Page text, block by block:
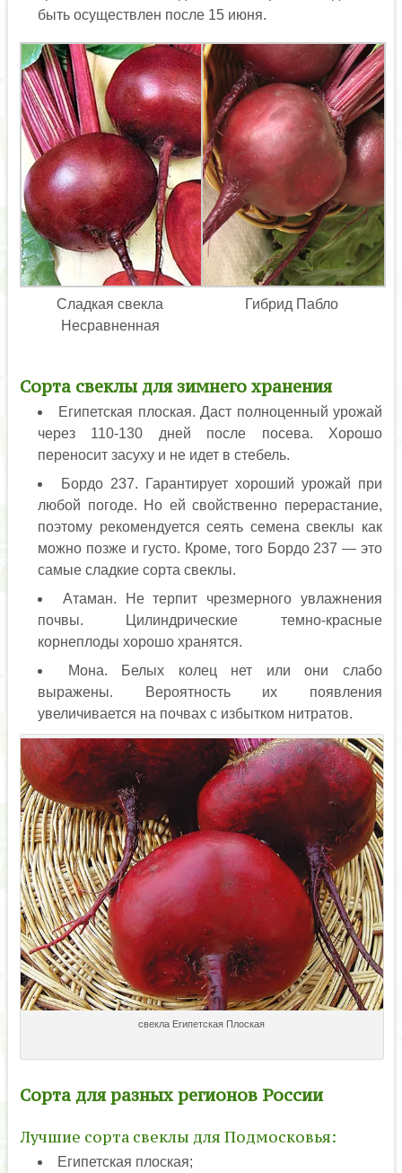
быть осуществлен после 15 июня.
Сладкая свекла
Несравненная
Гибрид Пабло
Сорта свеклы для зимнего хранения
Египетская плоская. Даст полноценный урожай
через 110-130 дней после посева. Хорошо
переносит засуху и не идет в стебель.
Бордо 237. Гарантирует хороший урожай при
любой погоде. Но ей свойственно перерастание,
поэтому рекомендуется сеять семена свеклы как
можно позже и густо. Кроме, того Бордо 237 — это
самые сладкие сорта свеклы.
Атаман. Не терпит чрезмерного увлажнения
почвы. Цилиндрические темно-красные
корнеплоды хорошо хранятся.
Мона. Белых колец нет или они слабо
выражены. Вероятность их появления
увеличивается на почвах с избытком нитратов.
свекла Египетская Плоская
Сорта для разных регионов России
Лучшие сорта свеклы для Подмосковья:
Египетская плоская;